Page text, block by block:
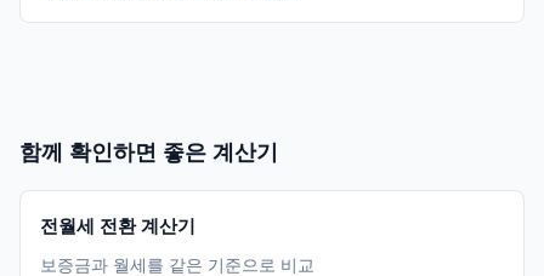
함께 확인하면 좋은 계산기
전월세 전환 계산기
보증금과 월세를 같은 기준으로 비교